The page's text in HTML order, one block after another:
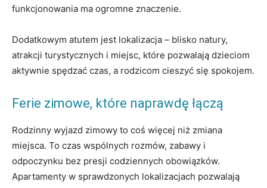
funkcjonowania ma ogromne znaczenie.
Dodatkowym atutem jest lokalizacja – blisko natury,
atrakcji turystycznych i miejsc, które pozwalają dzieciom
aktywnie spędzać czas, a rodzicom cieszyć się spokojem.
Ferie zimowe, które naprawdę łączą
Rodzinny wyjazd zimowy to coś więcej niż zmiana
miejsca. To czas wspólnych rozmów, zabawy i
odpoczynku bez presji codziennych obowiązków.
Apartamenty w sprawdzonych lokalizacjach pozwalają